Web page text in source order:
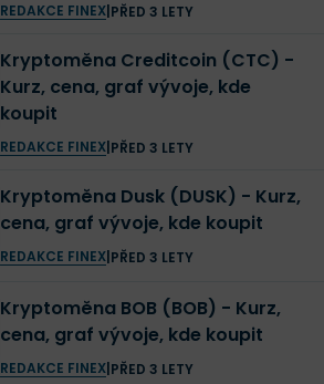
REDAKCE FINEX| PŘED 3 LETY
Kryptoměna Creditcoin (CTC) -
Kurz, cena, graf vývoje, kde
koupit
REDAKCE FINEX| PŘED 3 LETY
Kryptoměna Dusk (DUSK) - Kurz,
cena, graf vývoje, kde koupit
REDAKCE FINEX| PŘED 3 LETY
Kryptoměna BOB (BOB) - Kurz,
cena, graf vývoje, kde koupit
REDAKCE FINEX| PŘED 3 LETY